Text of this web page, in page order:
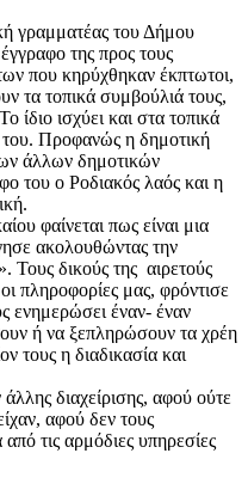
γραμματέας του Δήμου
της προς τους
που κηρύχθηκαν έκπτωτοι,
τα τοπικά συμβούλιά τους,
ίδιο ισχύει και στα τοπικά
του. Προφανώς η δημοτική
άλλων δημοτικών
του ο Ροδιακός λαός και η
φαίνεται πως είναι μια
ακολουθώντας την
Τους δικούς της αιρετούς
πληροφορίες μας, φρόντισε
ενημερώσει έναν- έναν
ή να ξεπληρώσουν τα χρέη
τους η διαδικασία και
άλλης διαχείρισης, αφού ούτε
αφού δεν τους
τις αρμόδιες υπηρεσίες